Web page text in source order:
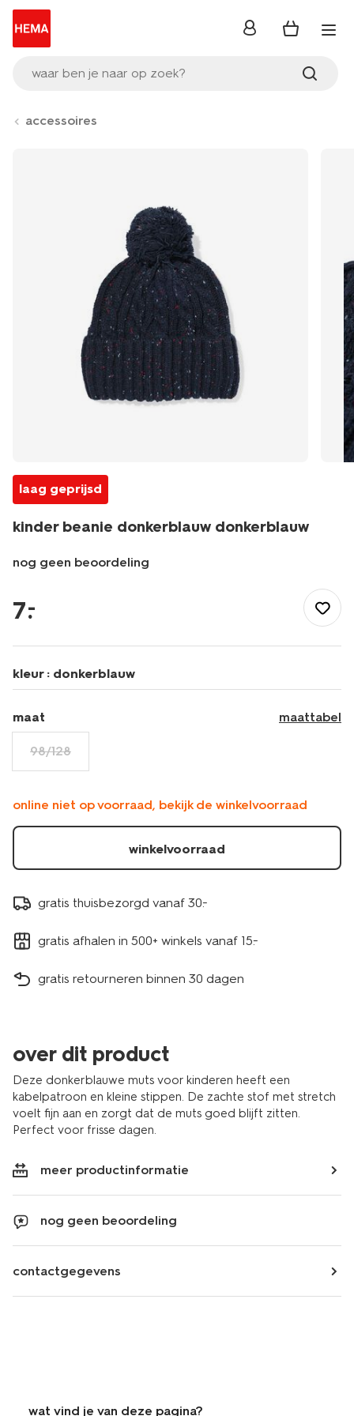
waar ben je naar op zoek?
inloggen
accessoires
laag geprijsd
kinder beanie donkerblauw donkerblauw
nog geen beoordeling
beanie-
donkerblauw-
16700305DARKBLUE.html
7.
–
kleur : donkerblauw
maat maattabel
98/128
online niet op voorraad, bekijk de winkelvoorraad
winkelvoorraad
gratis thuisbezorgd vanaf 30.-
gratis afhalen in 500+ winkels vanaf 15.-
gratis retourneren binnen 30 dagen
over dit product
Deze donkerblauwe muts voor kinderen heeft een
kabelpatroon en kleine stippen. De zachte stof met stretch
voelt fijn aan en zorgt dat de muts goed blijft zitten.
Perfect voor frisse dagen.
meer productinformatie
nog geen beoordeling
contactgegevens
wat vind je van deze pagina?